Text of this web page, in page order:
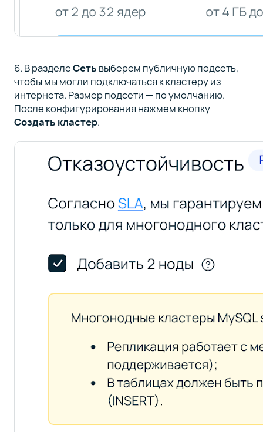
6. В разделеСеть выберем публичную подсеть,
чтобы мы могли подключаться к кластеру из
интернета. Размер подсети — по умолчанию.
После конфигурирования нажмем кнопку
Создать кластер.